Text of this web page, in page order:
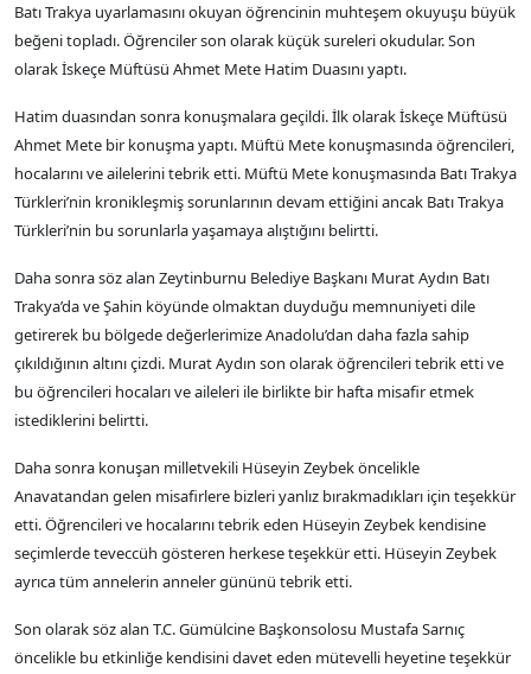
Batı Trakya uyarlamasını okuyan öğrencinin muhteşem okuyuşu büyük
beğeni topladı. Öğrenciler son olarak küçük sureleri okudular. Son
olarak İskeçe Müftüsü Ahmet Mete Hatim Duasını yaptı.
Hatim duasından sonra konuşmalara geçildi. İlk olarak İskeçe Müftüsü
Ahmet Mete bir konuşma yaptı. Müftü Mete konuşmasında öğrencileri,
hocalarını ve ailelerini tebrik etti. Müftü Mete konuşmasında Batı Trakya
Türkleri’nin kronikleşmiş sorunlarının devam ettiğini ancak Batı Trakya
Türkleri’nin bu sorunlarla yaşamaya alıştığını belirtti.
Daha sonra söz alan Zeytinburnu Belediye Başkanı Murat Aydın Batı
Trakya’da ve Şahin köyünde olmaktan duyduğu memnuniyeti dile
getirerek bu bölgede değerlerimize Anadolu’dan daha fazla sahip
çıkıldığının altını çizdi. Murat Aydın son olarak öğrencileri tebrik etti ve
bu öğrencileri hocaları ve aileleri ile birlikte bir hafta misafir etmek
istediklerini belirtti.
Daha sonra konuşan milletvekili Hüseyin Zeybek öncelikle
Anavatandan gelen misafirlere bizleri yanlız bırakmadıkları için teşekkür
etti. Öğrencileri ve hocalarını tebrik eden Hüseyin Zeybek kendisine
seçimlerde teveccüh gösteren herkese teşekkür etti. Hüseyin Zeybek
ayrıca tüm annelerin anneler gününü tebrik etti.
Son olarak söz alan T.C. Gümülcine Başkonsolosu Mustafa Sarnıç
öncelikle bu etkinliğe kendisini davet eden mütevelli heyetine teşekkür